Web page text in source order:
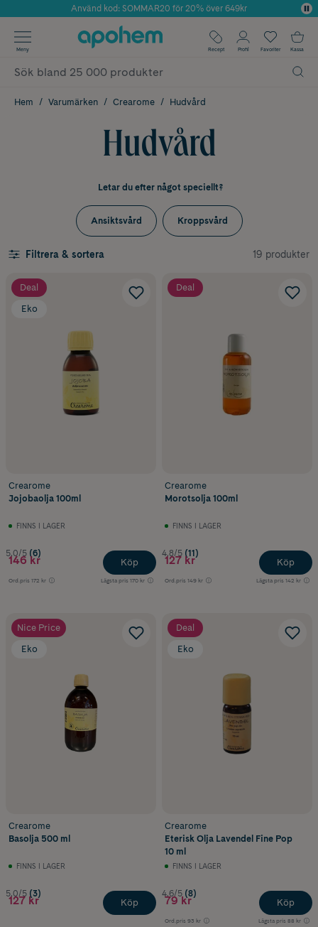
Årets Butik 2025 inom Skönhet
Använd kod: SOMMAR20 för 20% över 649kr
✓ Fri frakt
✓ Poäng på alla köp*
Meny Recept Profil Favoriter Kassa
Hem Varumärken Crearome Hudvård
Hudvård
Letar du efter något speciellt?
Ansiktsvård Kroppsvård
Filtrera & sortera 19 produkter
Deal
Eko
Crearome
Jojobaolja 100ml
FINNS I LAGER
5.0/5 (6)
146 kr
Ord.pris 172 kr Lägsta pris 170 kr
Köp
Deal
Crearome
Morotsolja 100ml
FINNS I LAGER
4.8/5 (11)
127 kr
Ord.pris 149 kr Lägsta pris 142 kr
Köp
Nice Price
Eko
Crearome
Basolja 500 ml
FINNS I LAGER
5.0/5 (3)
127 kr Köp
Deal
Eko
Crearome
Eterisk Olja Lavendel Fine Pop
10 ml
FINNS I LAGER
4.6/5 (8)
79 kr
Ord.pris 93 kr Lägsta pris 88 kr
Köp